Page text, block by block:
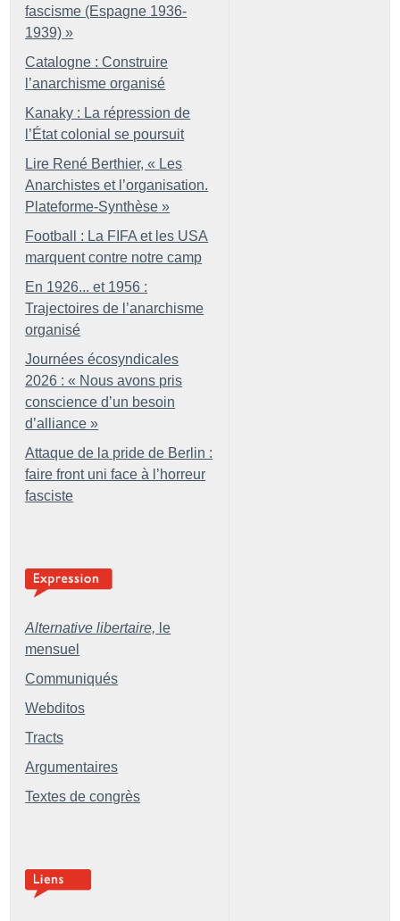
fascisme (Espagne 1936-
1939) »
Catalogne : Construire
l’anarchisme organisé
Kanaky : La répression de
l’État colonial se poursuit
Lire René Berthier, « Les
Anarchistes et l’organisation.
Plateforme-Synthèse »
Football : La FIFA et les USA
marquent contre notre camp
En 1926... et 1956 :
Trajectoires de l’anarchisme
organisé
Journées écosyndicales
2026 : « Nous avons pris
conscience d’un besoin
d’alliance »
Attaque de la pride de Berlin :
faire front uni face à l’horreur
fasciste
Alternative libertaire, le
mensuel
Communiqués
Webditos
Tracts
Argumentaires
Textes de congrès